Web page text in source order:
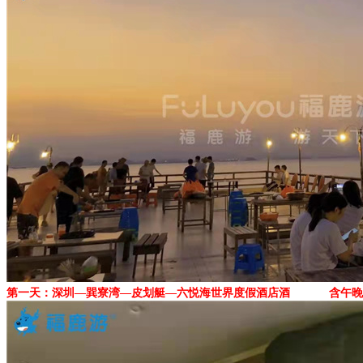
第一天：深圳—巽寮湾—皮划艇—六悦海世界度假酒店酒 含午